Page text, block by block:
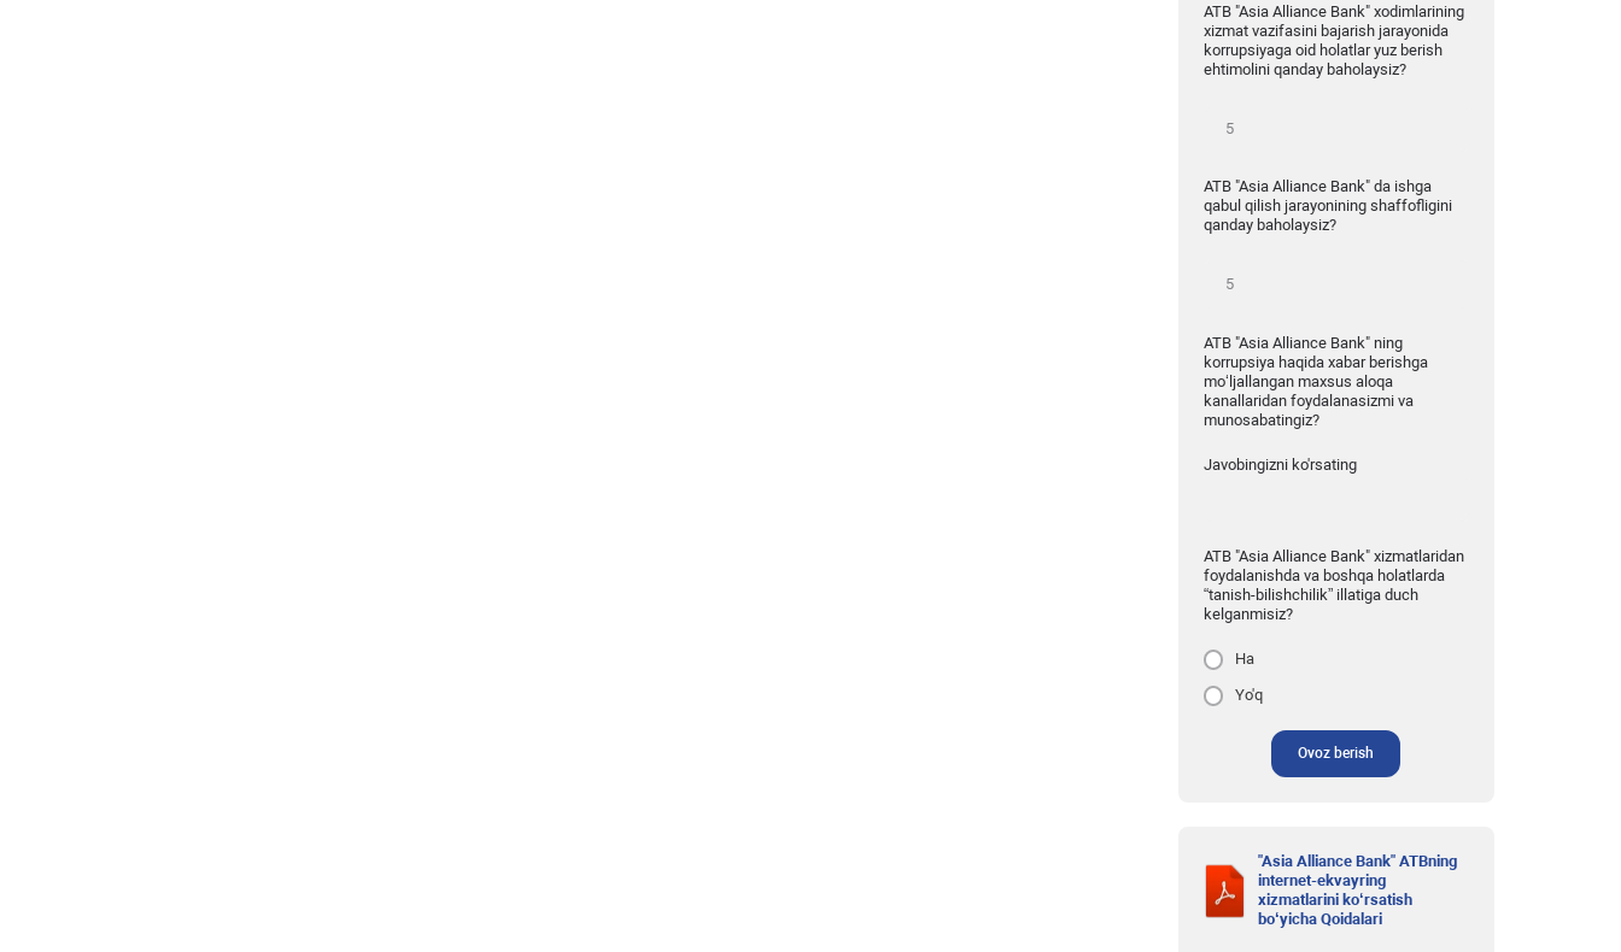
ATB "Asia Alliance Bank" xodimlarining
xizmat vazifasini bajarish jarayonida
korrupsiyaga oid holatlar yuz berish
ehtimolini qanday baholaysiz?
ATB "Asia Alliance Bank" da ishga
qabul qilish jarayonining shaffofligini
qanday baholaysiz?
ATB "Asia Alliance Bank" ning
korrupsiya haqida xabar berishga
mo‘ljallangan maxsus aloqa
kanallaridan foydalanasizmi va
munosabatingiz?
Javobingizni ko'rsating
ATB "Asia Alliance Bank" xizmatlaridan
foydalanishda va boshqa holatlarda
“tanish-bilishchilik” illatiga duch
kelganmisiz?
Ha
Yo'q
Ovoz berish
"Asia Alliance Bank" ATBning
internet-ekvayring
xizmatlarini ko‘rsatish
bo‘yicha Qoidalari